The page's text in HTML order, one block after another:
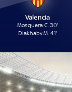
Valencia
Mosquera C. 30'
Diakhaby M. 41'